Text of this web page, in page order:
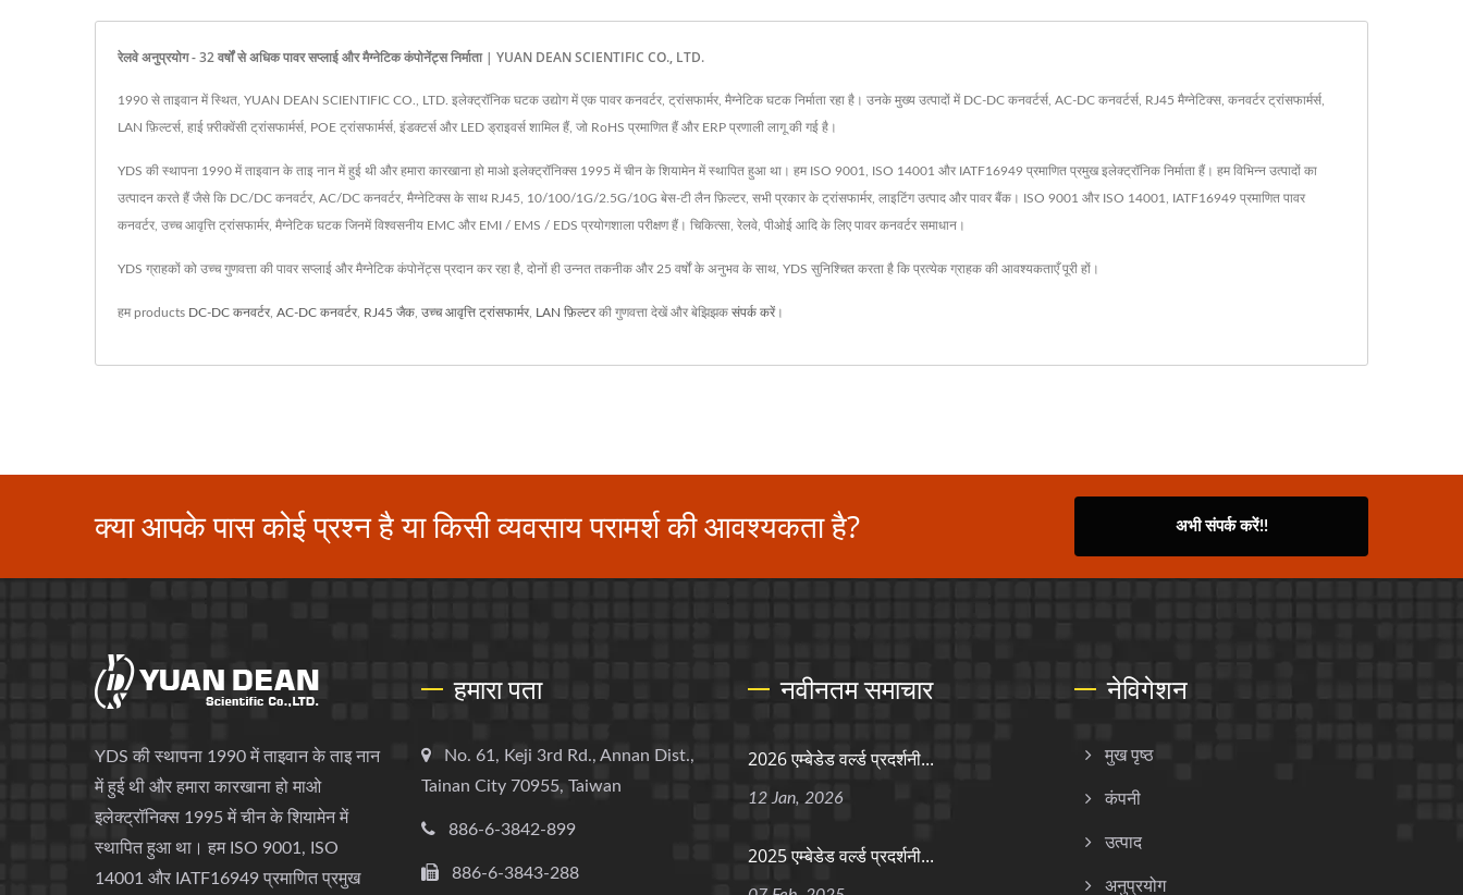
रेलवे अनुप्रयोग - 32 वर्षों से अधिक पावर सप्लाई और मैग्नेटिक कंपोनेंट्स निर्माता | YUAN DEAN SCIENTIFIC CO., LTD.
1990 से ताइवान में स्थित, YUAN DEAN SCIENTIFIC CO., LTD. इलेक्ट्रॉनिक घटक उद्योग में एक पावर कनवर्टर, ट्रांसफार्मर, मैग्नेटिक घटक निर्माता रहा है। उनके मुख्य उत्पादों में DC-DC कनवर्टर्स, AC-DC कनवर्टर्स, RJ45 मैग्नेटिक्स, कनवर्टर ट्रांसफार्मर्स,
LAN फ़िल्टर्स, हाई फ़्रीक्वेंसी ट्रांसफार्मर्स, POE ट्रांसफार्मर्स, इंडक्टर्स और LED ड्राइवर्स शामिल हैं, जो RoHS प्रमाणित हैं और ERP प्रणाली लागू की गई है।
YDS की स्थापना 1990 में ताइवान के ताइ नान में हुई थी और हमारा कारखाना हो माओ इलेक्ट्रॉनिक्स 1995 में चीन के शियामेन में स्थापित हुआ था। हम ISO 9001, ISO 14001 और IATF16949 प्रमाणित प्रमुख इलेक्ट्रॉनिक निर्माता हैं। हम विभिन्न उत्पादों का
उत्पादन करते हैं जैसे कि DC/DC कनवर्टर, AC/DC कनवर्टर, मैग्नेटिक्स के साथ RJ45, 10/100/1G/2.5G/10G बेस-टी लैन फ़िल्टर, सभी प्रकार के ट्रांसफार्मर, लाइटिंग उत्पाद और पावर बैंक। ISO 9001 और ISO 14001, IATF16949 प्रमाणित पावर
कनवर्टर, उच्च आवृत्ति ट्रांसफार्मर, मैग्नेटिक घटक जिनमें विश्वसनीय EMC और EMI / EMS / EDS प्रयोगशाला परीक्षण हैं। चिकित्सा, रेलवे, पीओई आदि के लिए पावर कनवर्टर समाधान।
YDS ग्राहकों को उच्च गुणवत्ता की पावर सप्लाई और मैग्नेटिक कंपोनेंट्स प्रदान कर रहा है, दोनों ही उन्नत तकनीक और 25 वर्षों के अनुभव के साथ, YDS सुनिश्चित करता है कि प्रत्येक ग्राहक की आवश्यकताएँ पूरी हों।
हम products DC-DC कनवर्टर, AC-DC कनवर्टर, RJ45 जैक, उच्च आवृत्ति ट्रांसफार्मर, LAN फ़िल्टरकी गुणवत्ता देखें और बेझिझक संपर्क करें।
क्या आपके पास कोई प्रश्न है या किसी व्यवसाय परामर्श की आवश्यकता है? अभी संपर्क करें!!
YDS की स्थापना 1990 में ताइवान के ताइ नान
में हुई थी और हमारा कारखाना हो माओ
इलेक्ट्रॉनिक्स 1995 में चीन के शियामेन में
स्थापित हुआ था। हम ISO 9001, ISO
14001 और IATF16949 प्रमाणित प्रमुख
हमारा पता
No. 61, Keji 3rd Rd., Annan Dist.,
Tainan City 70955, Taiwan
886-6-3842-899
886-6-3843-288
नवीनतम समाचार
2026 एम्बेडेड वर्ल्ड प्रदर्शनी...
12 Jan, 2026
2025 एम्बेडेड वर्ल्ड प्रदर्शनी...
नेविगेशन
मुख पृष्ठ
कंपनी
उत्पाद
अनुप्रयोग